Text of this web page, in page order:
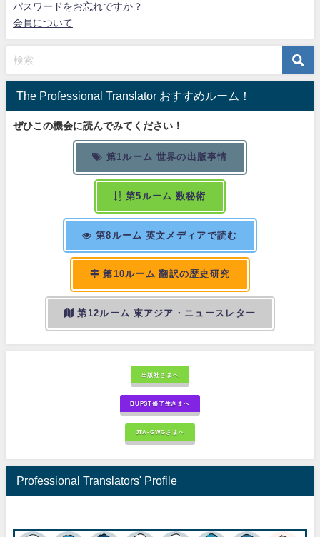
パスワードをお忘れですか？
会員について
The Professional Translator おすすめルーム！
ぜひこの機会に読んでみてください！
第1ルーム 世界の出版事情
第5ルーム 数秘術
第8ルーム 英文メディアで読む
第10ルーム 翻訳の歴史研究
第12ルーム 東アジア・ニュースレター
出版社さまへ
BUPST修了生さまへ
JTA-GWGさまへ
Professional Translators' Profile